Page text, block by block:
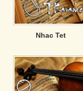
Nhac Tet